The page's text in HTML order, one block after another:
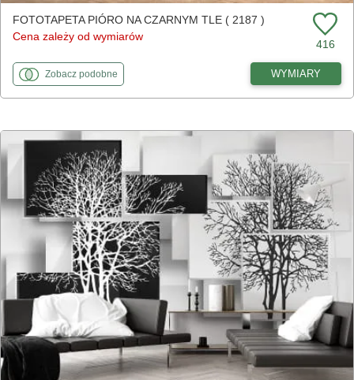
FOTOTAPETA PIÓRO NA CZARNYM TLE ( 2187 )
Cena zależy od wymiarów
416
Zobaczfototapety
podobnedo Pióro na czarnym tle WYMIARY